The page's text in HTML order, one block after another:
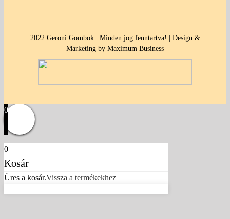
2022 Geroni Gombok | Minden jog fenntartva! | Design &
Marketing by Maximum Business
0
0
Kosár
Üres a kosár.Vissza a termékekhez